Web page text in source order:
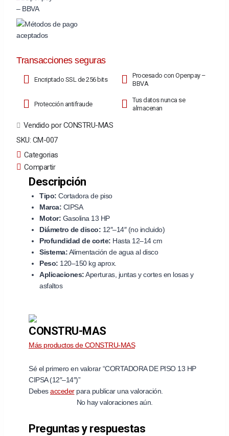
Transacciones seguras
Encriptado SSL de 256 bits
Procesado con Openpay –
BBVA
Protección antifraude
Tus datos nunca se
almacenan
Vendido por CONSTRU-MAS
SKU: CM-007
Categorias
Compartir
Descripción
Tipo: Cortadora de piso
Marca: CIPSA
Motor: Gasolina 13 HP
Diámetro de disco: 12″–14″ (no incluido)
Profundidad de corte: Hasta 12–14 cm
Sistema:Alimentación de agua al disco
Peso: 120–150 kg aprox.
Aplicaciones:Aperturas, juntas y cortes en losas y
asfaltos
CONSTRU-MAS
Más productos de CONSTRU-MAS
No hay valoraciones aún.
Sé el primero en valorar “CORTADORA DE PISO 13 HP
CIPSA (12″–14″)”
Debesaccederpara publicar una valoración.
Preguntas y respuestas